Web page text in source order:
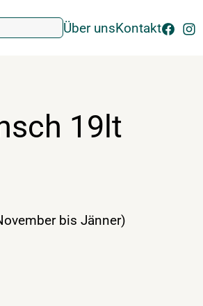
Über unsKontakt
19lt
bis Jänner)